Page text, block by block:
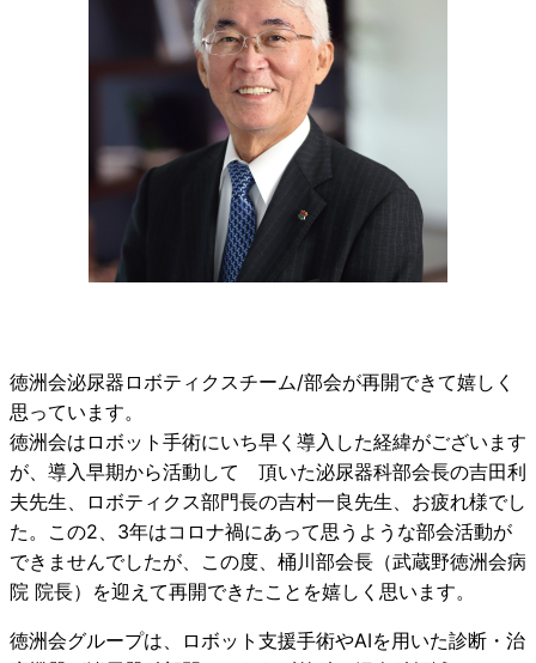
徳洲会泌尿器ロボティクスチーム/部会が再開できて嬉しく
思っています。
徳洲会はロボット手術にいち早く導入した経緯がございます
が、導入早期から活動して 頂いた泌尿器科部会長の吉田利
夫先生、ロボティクス部門長の吉村一良先生、お疲れ様でし
た。この2、3年はコロナ禍にあって思うような部会活動が
できませんでしたが、この度、桶川部会長（武蔵野徳洲会病
院 院長）を迎えて再開できたことを嬉しく思います。
徳洲会グループは、ロボット支援手術やAIを用いた診断・治